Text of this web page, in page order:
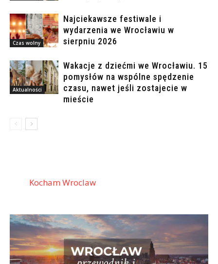
Czas wolny
Najciekawsze festiwale i
wydarzenia we Wrocławiu w
sierpniu 2026
Aktualności
Wakacje z dziećmi we Wrocławiu. 15
pomysłów na wspólne spędzenie
czasu, nawet jeśli zostajecie w
mieście
Kocham Wroclaw